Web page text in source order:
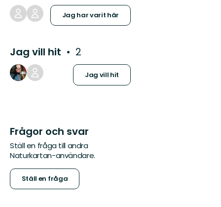
Jag har varit här
Jag vill hit 2
Jag vill hit
Frågor och svar
Ställ en fråga till andra
Naturkartan-användare.
Ställ en fråga